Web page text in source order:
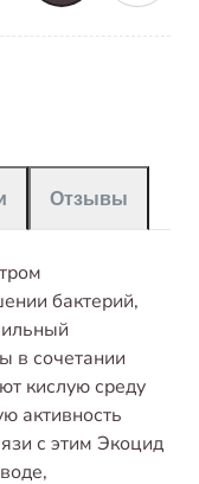
Отзывы
бактерий,
в сочетании
кислую среду
активность
с этим Экоцид